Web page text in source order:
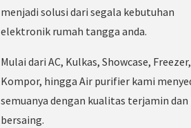
menjadi solusi dari segala kebutuhan
elektronik rumah tangga anda.
Mulai dari AC, Kulkas, Showcase, Freezer,
Kompor, hingga Air purifier kami
semuanya dengan kualitas terjamin dan
bersaing.